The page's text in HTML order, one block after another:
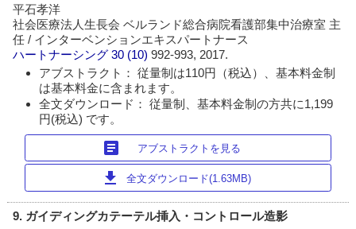
平石孝洋
社会医療法人生長会 ベルランド総合病院看護部集中治療室 主
任 / インターベンションエキスパートナース
ハートナーシング 30 (10)992-993, 2017.
アブストラクト： 従量制は110円（税込）、基本料金制
は基本料金に含まれます。
全文ダウンロード： 従量制、基本料金制の方共に1,199
円(税込) です。
article アブストラクトを見る
download 全文ダウンロード(1.63MB)
9. ガイディングカテーテル挿入・コントロール造影